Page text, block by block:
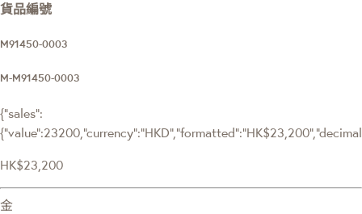
貨品編號
M91450-0003
M-M91450-0003
{"sales":
HK$23,200
金